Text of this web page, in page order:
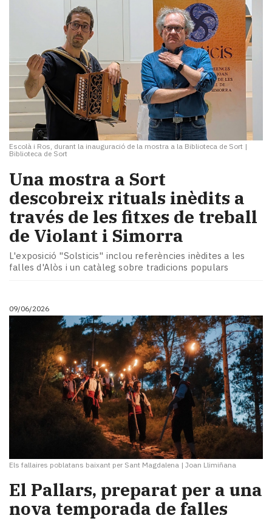
Escolà i Ros, durant la inauguració de la mostra a la Biblioteca de Sort |
Biblioteca de Sort
Una mostra a Sort
descobreix rituals inèdits a
través de les fitxes de treball
de Violant i Simorra
L'exposició "Solsticis" inclou referències inèdites a les
falles d'Alòs i un catàleg sobre tradicions populars
09/06/2026
Els fallaires poblatans baixant per Sant Magdalena | Joan Llimiñana
El Pallars, preparat per a una
nova temporada de falles